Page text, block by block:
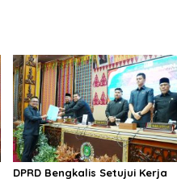
DPRD Bengkalis Setujui Kerja